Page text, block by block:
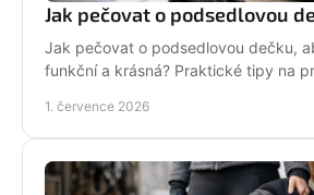
Jak pečovat o podsedlovou
Jak pečovat o podsedlovou dečku,
funkční a krásná? Praktické tipy na
1. července 2026